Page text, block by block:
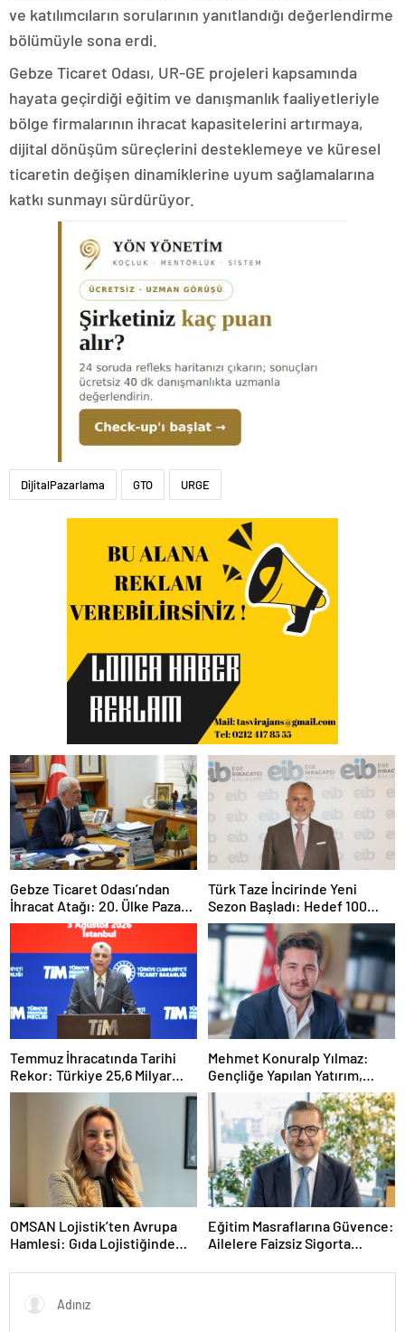
ve katılımcıların sorularının yanıtlandığı değerlendirme
bölümüyle sona erdi.
Gebze Ticaret Odası, UR-GE projeleri kapsamında
hayata geçirdiği eğitim ve danışmanlık faaliyetleriyle
bölge firmalarının ihracat kapasitelerini artırmaya,
dijital dönüşüm süreçlerini desteklemeye ve küresel
ticaretin değişen dinamiklerine uyum sağlamalarına
katkı sunmayı sürdürüyor.
DijitalPazarlama GTO URGE
Gebze Ticaret Odası’ndan
İhracat Atağı: 20. Ülke Pazarı
Toplantısında Litvanya
Masaya Yatırıldı
Türk Taze İncirinde Yeni
Sezon Başladı: Hedef 100
Milyon Dolar
Temmuz İhracatında Tarihi
Rekor: Türkiye 25,6 Milyar
Dolarla Zirveye Ulaştı
Mehmet Konuralp Yılmaz:
Gençliğe Yapılan Yatırım,
Türkiye’nin En Büyük Gücü
OMSAN Lojistik’ten Avrupa
Hamlesi: Gıda Lojistiğinde
Eğitim Masraflarına Güvence:
Ailelere Faizsiz Sigorta